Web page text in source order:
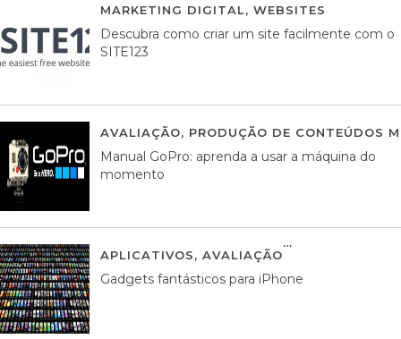
MARKETING DIGITAL, WEBSITES
Descubra como criar um site facilmente com o
SITE123
AVALIAÇÃO, PRODUÇÃO DE CONTEÚDOS
Manual GoPro: aprenda a usar a máquina do
momento
APLICATIVOS, AVALIAÇÃO
Gadgets fantásticos para iPhone